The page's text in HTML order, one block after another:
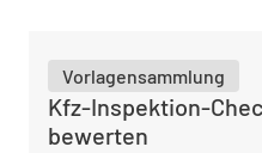
Vorlagensammlung
Kfz-Inspektion-
bewerten